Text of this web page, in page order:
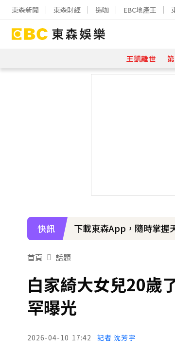
東森新聞 東森財經 造咖 EBC地產王
王凱離世
快訊 下載東森App，隨時掌握
首頁 話題
白家綺大女兒20歲
罕曝光
2026-04-10 17:42 記者 沈芳宇